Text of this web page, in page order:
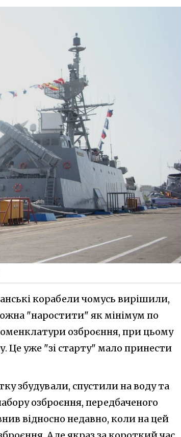
корабели чомусь вирішили,
"наростити" як мінімум по
озброєння, при цьому
уже "зі старту" мало принести
збудували, спустили на воду та
озброєння, передбаченого
відносно недавно, коли на цей